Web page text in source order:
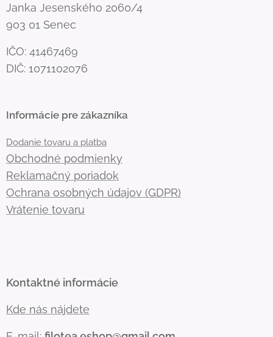
Janka Jesenského 2060/4
903 01 Senec
IČO: 41467469
DIČ: 1071102076
Informácie pre zákazníka
Dodanie tovaru a platba
Obchodné podmienky
Reklamačný poriadok
Ochrana osobných údajov (GDPR)
Vrátenie tovaru
Kontaktné informácie
Kde nás nájdete